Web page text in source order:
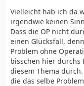
Vielleicht hab ich da
irgendwie keinen
Dass die OP nicht
einen Glücksfall,
Problem ohne
bisschen hier durchs
diesem Thema
die das selbe